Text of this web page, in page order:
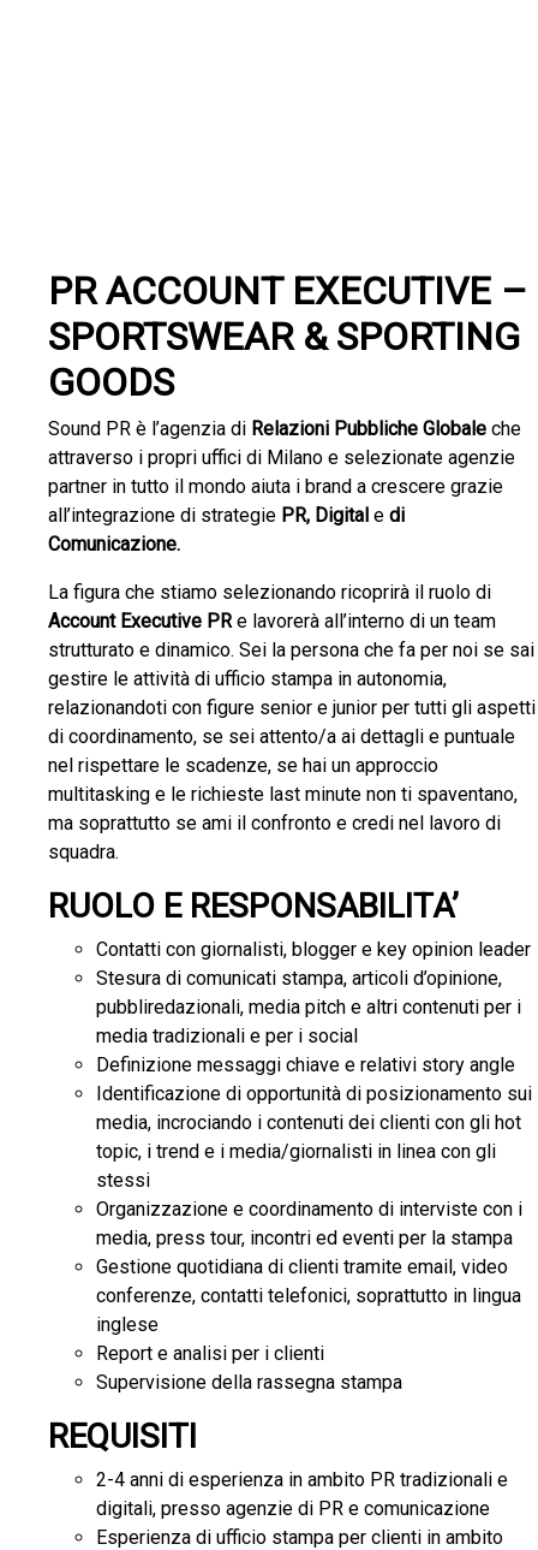
PRACCOUNT EXECUTIVE –
SPORTSWEAR & SPORTING
GOODS
Sound PR è l’agenzia di Relazioni Pubbliche Globale che
attraverso i propri uffici di Milano e selezionate agenzie
partner in tutto il mondo aiuta i brand a crescere grazie
all’integrazione di strategie PR, Digital e di
Comunicazione.
La figura che stiamo selezionando ricoprirà il ruolo di
Account Executive PRe lavorerà all’interno di un team
strutturato e dinamico. Sei la persona che fa per noi se sai
gestire le attività di ufficio stampa in autonomia,
relazionandoti con figure senior e junior per tutti gli aspetti
di coordinamento, se sei attento/a ai dettagli e puntuale
nel rispettare le scadenze, se hai un approccio
multitasking e le richieste last minute non ti spaventano,
ma soprattutto se ami il confronto e credi nel lavoro di
squadra.
RUOLO E RESPONSABILITA’
Contatti con giornalisti, blogger e key opinion leader
Stesura di comunicati stampa, articoli d’opinione,
pubbliredazionali, media pitch e altri contenuti per i
media tradizionali e per i social
Definizione messaggi chiave e relativi story angle
Identificazione di opportunità di posizionamento sui
media, incrociando i contenuti dei clienti con gli hot
topic, i trend e i media/giornalisti in linea con gli
stessi
Organizzazione e coordinamento di interviste con i
media, press tour, incontri ed eventi per la stampa
Gestione quotidiana di clienti tramite email, video
conferenze, contatti telefonici, soprattutto in lingua
inglese
Report e analisi per i clienti
Supervisione della rassegna stampa
REQUISITI
2-4 anni di esperienza in ambito PR tradizionali e
digitali, presso agenzie di PR e comunicazione
Esperienza di ufficio stampa per clienti in ambito